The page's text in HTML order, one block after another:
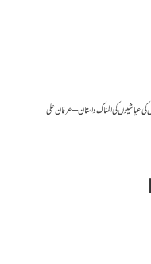
عیاشیوں کی المناک داستان – عرفان علی